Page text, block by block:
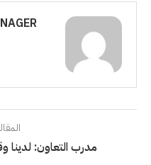
مدرب التعاون: